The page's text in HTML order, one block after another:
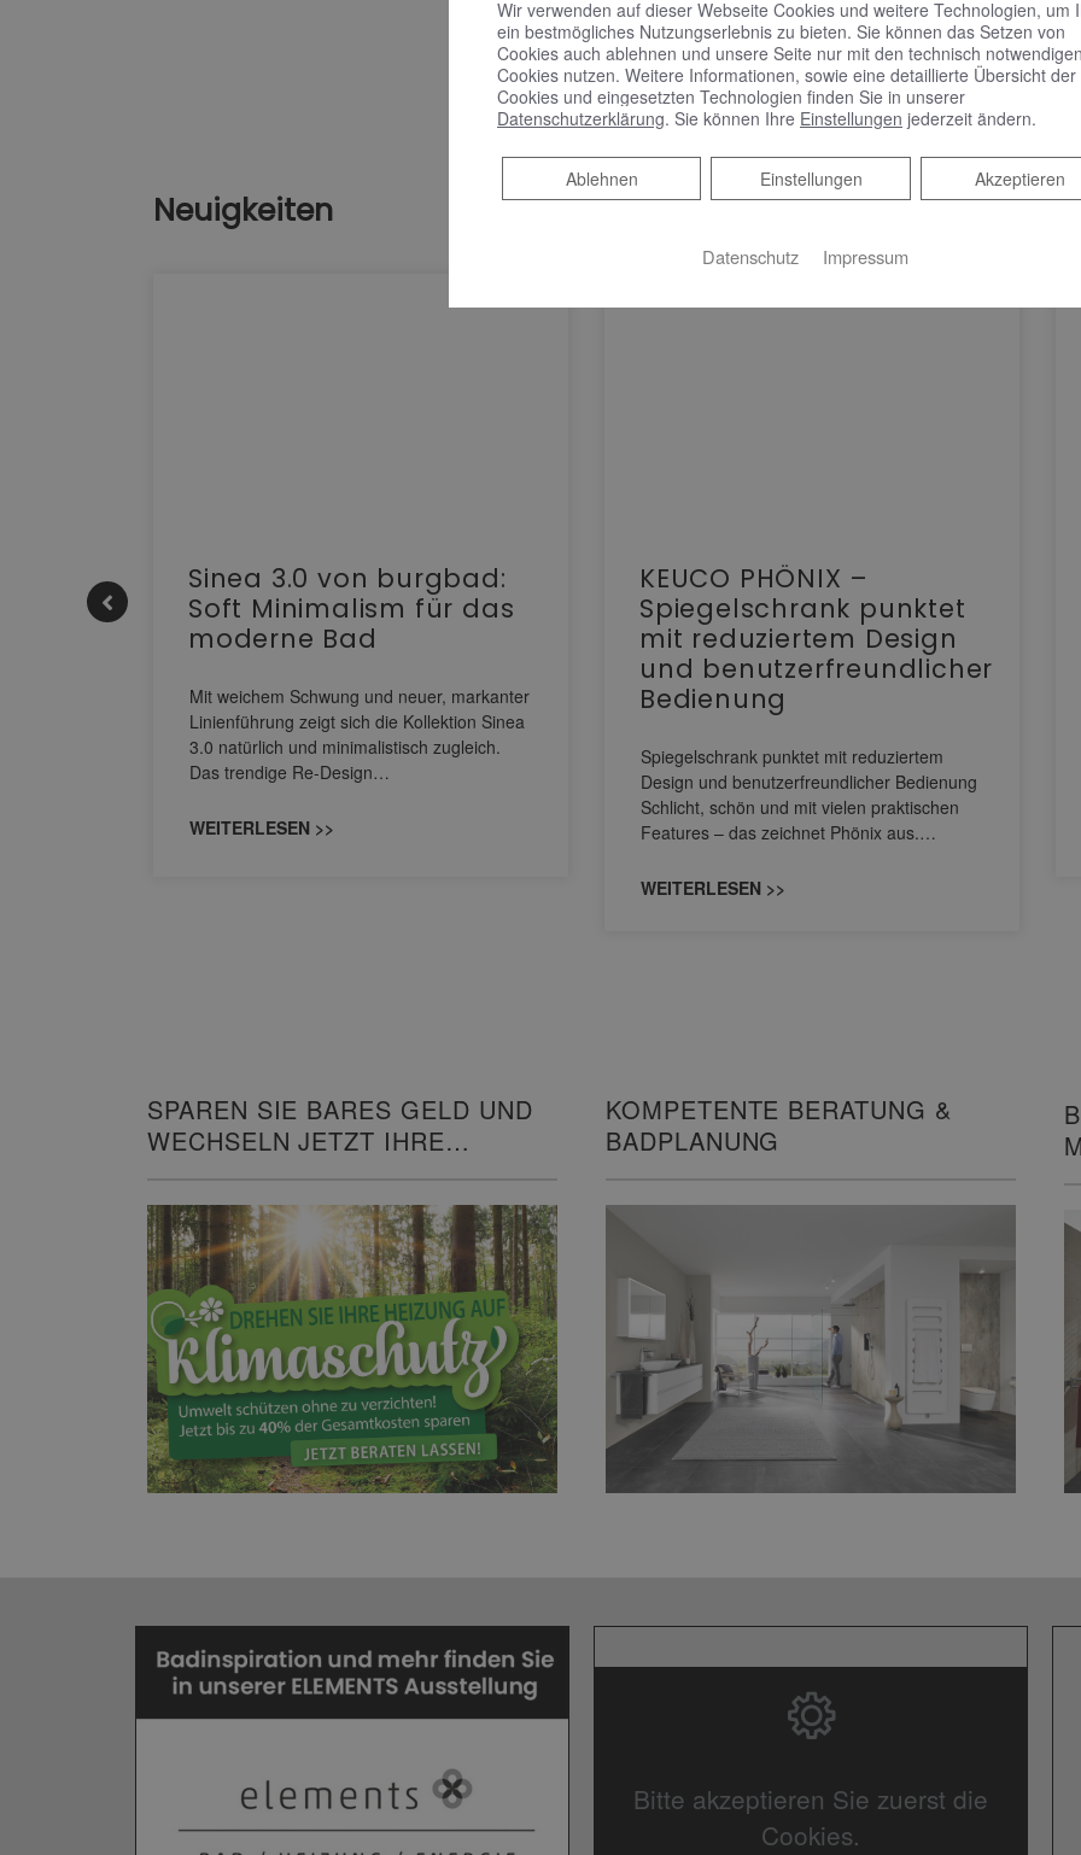
Neuigkeiten
Sinea 3.0 von burgbad:
Soft Minimalism für das
moderne Bad
Mit weichem Schwung und neuer, markanter
Linienführung zeigt sich die Kollektion Sinea
3.0 natürlich und minimalistisch zugleich.
Das trendige Re-Design…
WEITERLESEN >>
KEUCO PHÖNIX –
Spiegelschrank punktet
mit reduziertem Design
und benutzerfreundlicher
Bedienung
Spiegelschrank punktet mit reduziertem
Design und benutzerfreundlicher Bedienung
Schlicht, schön und mit vielen praktischen
Features – das zeichnet Phönix aus.…
WEITERLESEN >>
SPAREN SIE BARES GELD UND
WECHSELN JETZT IHRE
KOMPETENTE BERATUNG &
BADPLANUNG
Bitte akzeptieren Sie zuerst die
Cookies.
Wir verwenden auf dieser Webseite Cookies und weitere Technologien, um
ein bestmögliches Nutzungserlebnis zu bieten. Sie können das Setzen von
Cookies auch ablehnen und unsere Seite nur mit den technisch notwendigen
Cookies nutzen. Weitere Informationen, sowie eine detaillierte Übersicht der
Cookies und eingesetzten Technologien finden Sie in unserer
Datenschutzerklärung. Sie können Ihre Einstellungen jederzeit ändern.
Akzeptieren
Einstellungen
Ablehnen
Ablehnen
Datenschutz Impressum